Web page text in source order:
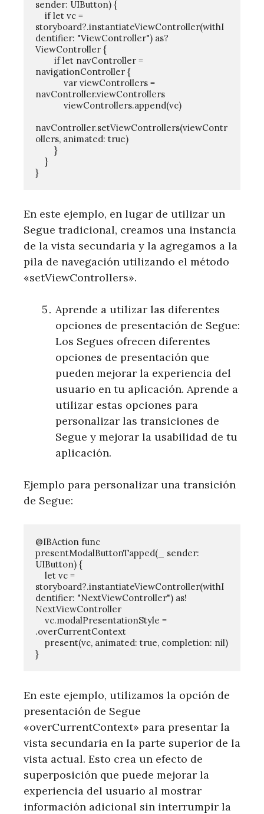
sender: UIButton) {
storyboard?.instantiateViewController(withI
dentifier: "ViewController") as?
ViewController {
navigationController {
navController.viewControllers
navController.setViewControllers(viewContr
ollers, animated: true)
En este ejemplo, en lugar de utilizar un
Segue tradicional, creamos una instancia
de la vista secundaria y la agregamos a la
pila de navegación utilizando el método
«setViewControllers».
Aprende a utilizar las diferentes
opciones de presentación de Segue:
Los Segues ofrecen diferentes
opciones de presentación que
pueden mejorar la experiencia del
usuario en tu aplicación. Aprende a
utilizar estas opciones para
personalizar las transiciones de
Segue y mejorar la usabilidad de tu
aplicación.
Ejemplo para personalizar una transición
de Segue:
@IBAction func
presentModalButtonTapped(_ sender:
UIButton) {
storyboard?.instantiateViewController(withI
dentifier: "NextViewController") as!
NextViewController
.overCurrentContext
En este ejemplo, utilizamos la opción de
presentación de Segue
«overCurrentContext» para presentar la
vista secundaria en la parte superior de la
vista actual. Esto crea un efecto de
superposición que puede mejorar la
experiencia del usuario al mostrar
información adicional sin interrumpir la